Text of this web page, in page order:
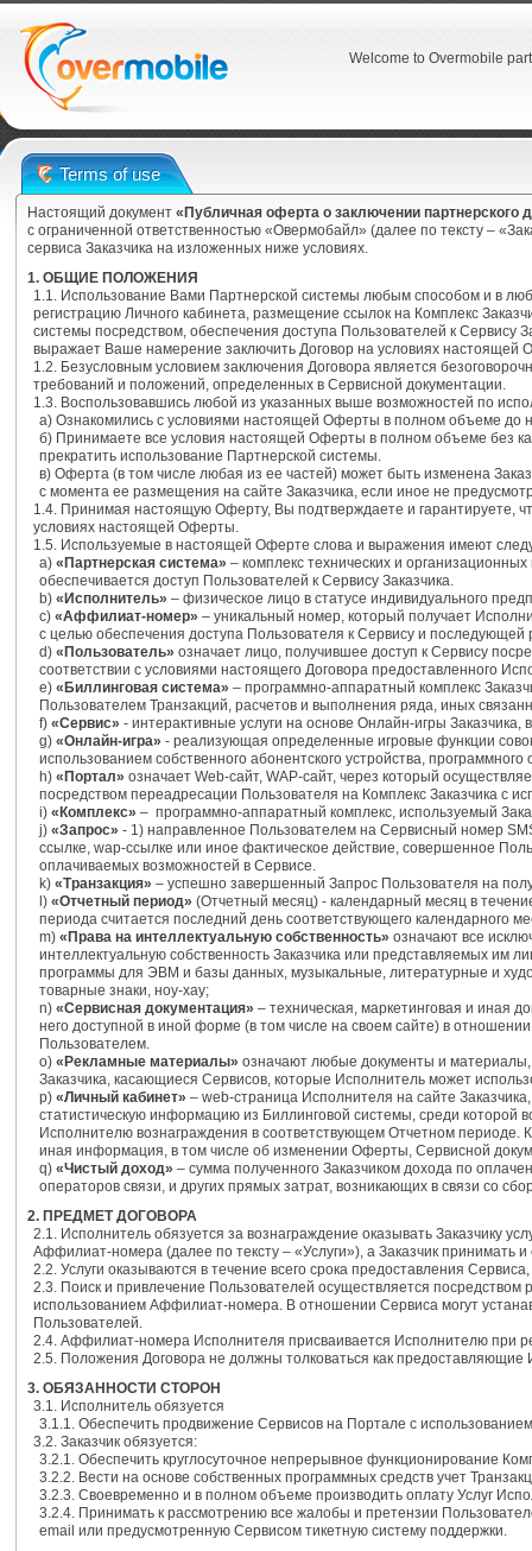
Welcome to Overmobile
Terms of use
Настоящий документ «Публичная оферта о заключении партнерского
с ограниченной ответственностью «Овермобайл» (далее по тексту –
сервиса Заказчика на изложенных ниже условиях.
1. ОБЩИЕ ПОЛОЖЕНИЯ
1.1. Использование Вами Партнерской системы любым способом и в
регистрацию Личного кабинета, размещение ссылок на Комплекс
системы посредством, обеспечения доступа Пользователей к Сервису
выражает Ваше намерение заключить Договор на условиях настоящей
1.2. Безусловным условием заключения Договора является
требований и положений, определенных в Сервисной документации.
1.3. Воспользовавшись любой из указанных выше возможностей по
а) Ознакомились с условиями настоящей Оферты в полном объеме до
б) Принимаете все условия настоящей Оферты в полном объеме без
прекратить использование Партнерской системы.
в) Оферта (в том числе любая из ее частей) может быть изменена
с момента ее размещения на сайте Заказчика, если иное не
1.4. Принимая настоящую Оферту, Вы подтверждаете и гарантируете,
условиях настоящей Оферты.
1.5. Используемые в настоящей Оферте слова и выражения имеют
а) «Партнерская система» – комплекс технических и
обеспечивается доступ Пользователей к Сервису Заказчика.
b) «Исполнитель» – физическое лицо в статусе индивидуального
c) «Аффилиат-номер» – уникальный номер, который получает
с целью обеспечения доступа Пользователя к Сервису и
d) «Пользователь» означает лицо, получившее доступ к Сервису
соответствии с условиями настоящего Договора предоставленного
e) «Биллинговая система» – программно-аппаратный комплекс
Пользователем Транзакций, расчетов и выполнения ряда, иных
f) «Сервис» - интерактивные услуги на основе Онлайн-игры
g) «Онлайн-игра» - реализующая определенные игровые функции
использованием собственного абонентского устройства,
h) «Портал» означает Web-сайт, WAP-сайт, через который
посредством переадресации Пользователя на Комплекс Заказчика с
i) «Комплекс» – программно-аппаратный комплекс, используемый
j) «Запрос» - 1) направленное Пользователем на Сервисный номер
ссылке, wap-ссылке или иное фактическое действие, совершенное
оплачиваемых возможностей в Сервисе.
k) «Транзакция» – успешно завершенный Запрос Пользователя на
l) «Отчетный период» (Отчетный месяц) - календарный месяц в
периода считается последний день соответствующего календарного
m) «Права на интеллектуальную собственность» означают все
интеллектуальную собственность Заказчика или представляемых им
программы для ЭВМ и базы данных, музыкальные, литературные и
товарные знаки, ноу-хау;
n) «Сервисная документация» – техническая, маркетинговая и иная
него доступной в иной форме (в том числе на своем сайте) в
Пользователем.
o) «Рекламные материалы» означают любые документы и
Заказчика, касающиеся Сервисов, которые Исполнитель может
p) «Личный кабинет» – web-страница Исполнителя на сайте
статистическую информацию из Биллинговой системы, среди
Исполнителю вознаграждения в соответствующем Отчетном периоде.
иная информация, в том числе об изменении Оферты, Сервисной
q) «Чистый доход» – сумма полученного Заказчиком дохода по
операторов связи, и других прямых затрат, возникающих в связи со
2. ПРЕДМЕТ ДОГОВОРА
2.1. Исполнитель обязуется за вознаграждение оказывать Заказчику
Аффилиат-номера (далее по тексту – «Услуги»), а Заказчик принимать
2.2. Услуги оказываются в течение всего срока предоставления
2.3. Поиск и привлечение Пользователей осуществляется
использованием Аффилиат-номера. В отношении Сервиса могут
Пользователей.
2.4. Аффилиат-номера Исполнителя присваивается Исполнителю при
2.5. Положения Договора не должны толковаться как
3. ОБЯЗАННОСТИ СТОРОН
3.1. Исполнитель обязуется
3.1.1. Обеспечить продвижение Сервисов на Портале с
3.2. Заказчик обязуется:
3.2.1. Обеспечить круглосуточное непрерывное функционирование
3.2.2. Вести на основе собственных программных средств учет
3.2.3. Своевременно и в полном объеме производить оплату Услуг
3.2.4. Принимать к рассмотрению все жалобы и претензии
email или предусмотренную Сервисом тикетную систему поддержки.